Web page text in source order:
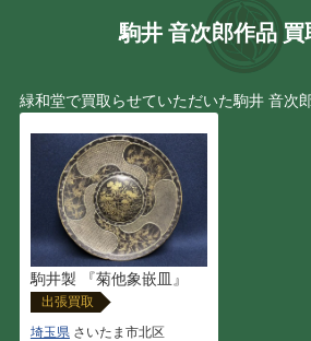
駒井 音次郎作品 買
緑和堂で買取らせていただいた駒井 音次
駒井製 『菊他象嵌皿』
出張買取
埼玉県 さいたま市北区